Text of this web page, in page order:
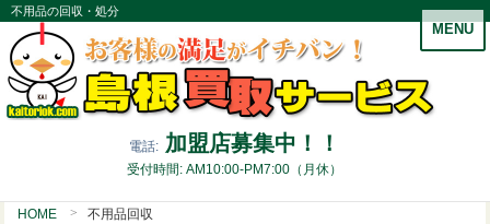
不用品の回収・処分
電話: 加盟店募集中！！
受付時間: AM10:00-PM7:00（月休）
MENU
HOME 不用品回収